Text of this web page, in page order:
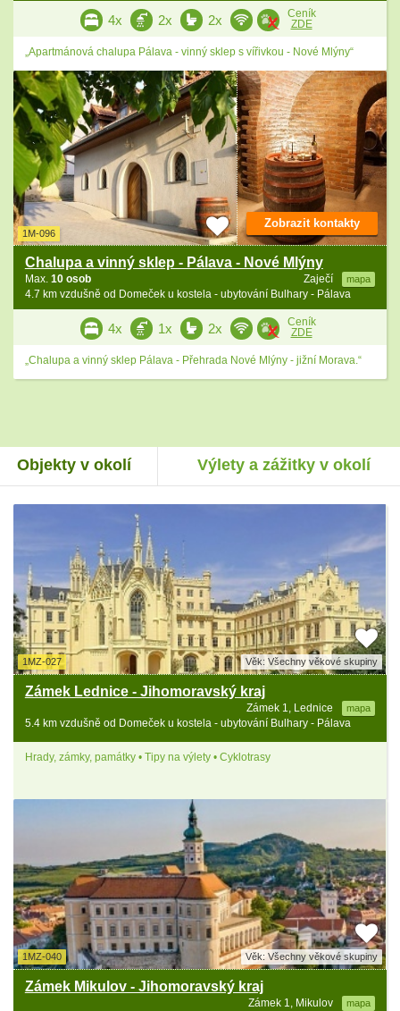
4x 2x 2x
Ceník
ZDE
„Apartmánová chalupa Pálava - vinný sklep s vířivkou - Nové Mlýny“
1M-096
Chalupa a vinný sklep - Pálava - Nové Mlýny
Zaječí mapa
Max. 10 osob
4.7 km vzdušně od Domeček u kostela - ubytování Bulhary - Pálava
Zobrazit kontakty
4x 1x 2x
Ceník
ZDE
„Chalupa a vinný sklep Pálava - Přehrada Nové Mlýny - jižní Morava.“
Objekty v okolí Výlety a zážitky v okolí
1MZ-027 Věk: Všechny věkové skupiny
Zámek Lednice - Jihomoravský kraj
Zámek 1, Lednice mapa
5.4 km vzdušně od Domeček u kostela - ubytování Bulhary - Pálava
Hrady, zámky, památky • Tipy na výlety • Cyklotrasy
1MZ-040 Věk: Všechny věkové skupiny
Zámek Mikulov - Jihomoravský kraj
Zámek 1, Mikulov mapa